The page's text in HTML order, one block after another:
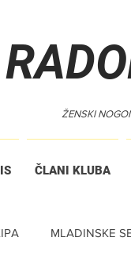
ŽENSKI
ČLANI KLUBA
MLADINSKE